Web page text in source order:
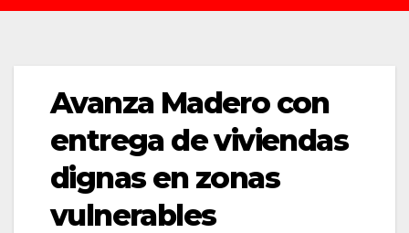
Avanza Madero con
entrega de viviendas
dignas en zonas
vulnerables